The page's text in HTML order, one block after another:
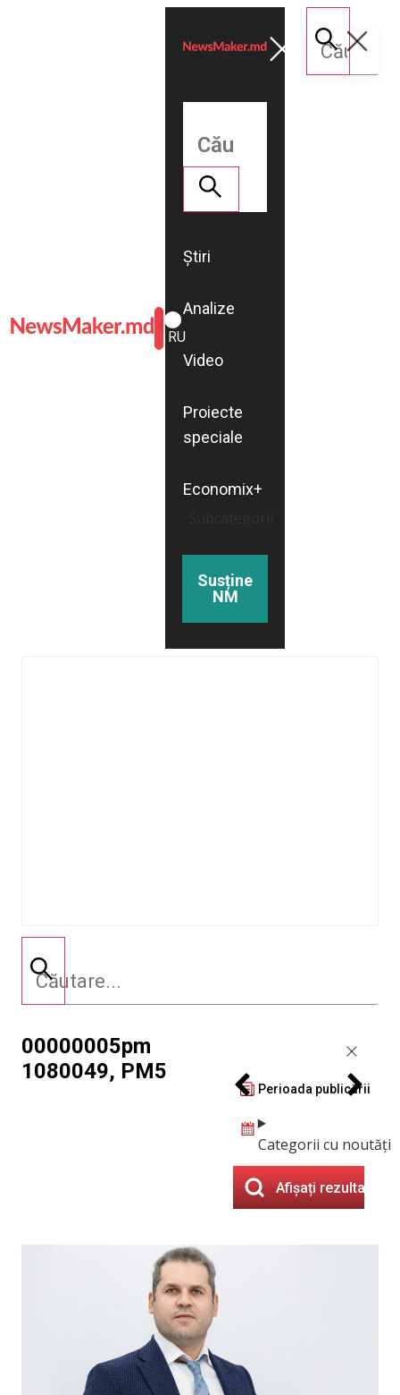
ROMÂNĂ
RU
Știri
Analize
Video
Proiecte
speciale
Economix+
Susține
NM
00000005pm
1080049, PM5
Perioada publicării
Categorii cu noutăți
Afișați rezultatele